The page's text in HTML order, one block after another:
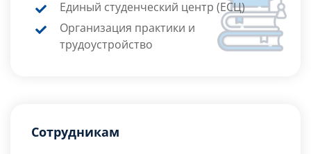
Единый студенческий центр (ЕСЦ)
Организация практики и
трудоустройство
Сотрудникам